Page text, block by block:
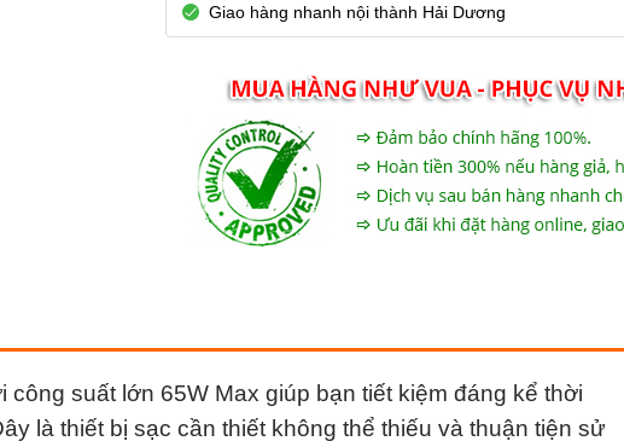
Giao hàng nhanh nội thành Hải Dương
công suất lớn 65W Max giúp bạn tiết kiệm đáng kể thời
là thiết bị sạc cần thiết không thể thiếu và thuận tiện sử